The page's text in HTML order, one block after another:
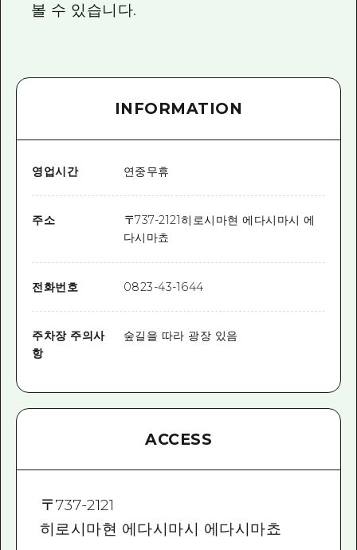
볼 수 있습니다.
INFORMATION
영업시간 연중무휴
주소 〒737-2121히로시마현 에다시마시 에
다시마쵸
전화번호 0823-43-1644
주차장 주의사
항
숲길을 따라 광장 있음
ACCESS
〒737-2121
히로시마현 에다시마시 에다시마쵸